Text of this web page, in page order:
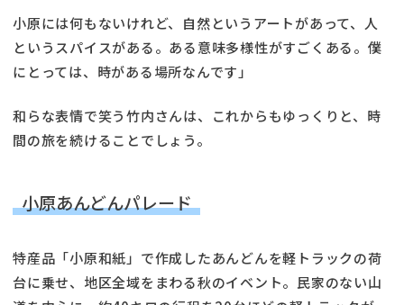
小原には何もないけれど、自然というアートがあって、人
というスパイスがある。ある意味多様性がすごくある。僕
にとっては、時がある場所なんです」
和らな表情で笑う竹内さんは、これからもゆっくりと、時
間の旅を続けることでしょう。
小原あんどんパレード
特産品「小原和紙」で作成したあんどんを軽トラックの荷
台に乗せ、地区全域をまわる秋のイベント。民家のない山